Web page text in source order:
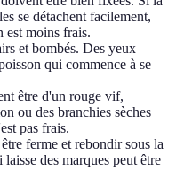
se détachent facilement,
est moins frais.
et bombés. Des yeux
qui commence à se
être d'un rouge vif,
ou des branchies sèches
pas frais.
ferme et rebondir sous la
des marques peut être